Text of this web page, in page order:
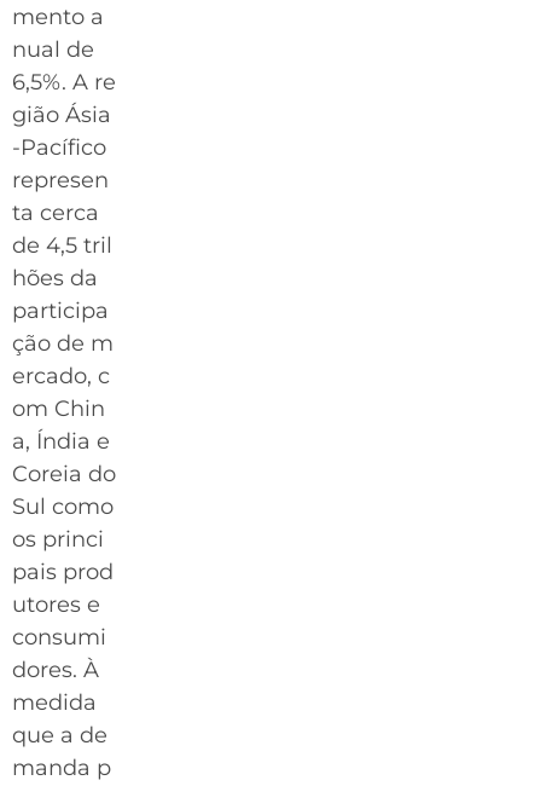
mento a
nual de
6,5%. A re
gião Ásia
-Pacífico
represen
ta cerca
de 4,5 tril
hões da
participa
ção de m
ercado, c
om Chin
a, Índia e
Coreia do
Sul como
os princi
pais prod
utores e
consumi
dores. À
medida
que a de
manda p